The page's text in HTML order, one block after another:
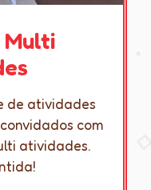
de atividades
com
atividades.